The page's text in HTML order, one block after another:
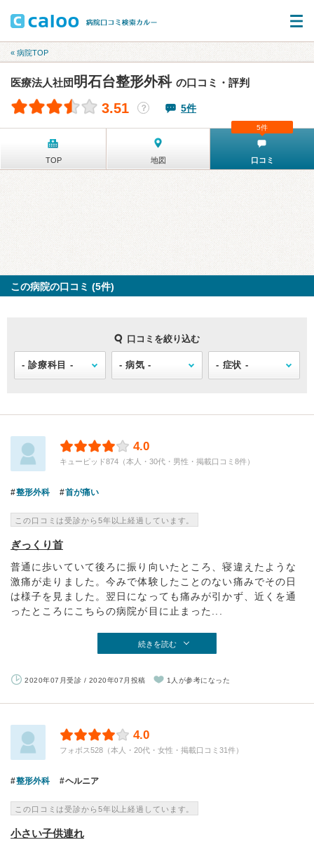
« 病院TOP
医療法人社団明石台整形外科 の口コミ・評判
3.51 ？ 5件
TOP 地図 口コミ
5件
この病院の口コミ (5件)
口コミを絞り込む
4.0
キューピッド874（本人・30代・男性・掲載口コミ8件）
整形外科 首が痛い
この口コミは受診から5年以上経過しています。
ぎっくり首
普通に歩いていて後ろに振り向いたところ、寝違えたような
激痛が走りました。今みで体験したことのない痛みでその日
は様子を見ました。翌日になっても痛みが引かず、近くを通
ったところにこちらの病院が目に止まった...
続きを読む
2020年07月受診 / 2020年07月投稿 1人が参考になった
4.0
フォボス528（本人・20代・女性・掲載口コミ31件）
整形外科 ヘルニア
この口コミは受診から5年以上経過しています。
小さい子供連れ